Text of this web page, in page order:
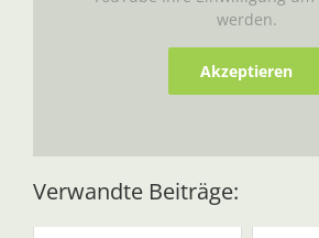
werden.
Akzeptieren
Verwandte Beiträge: